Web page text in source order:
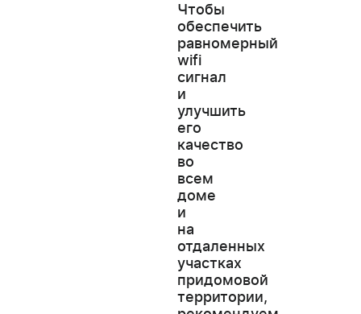
Чтобы
обеспечить
равномерный
wifi
сигнал
и
улучшить
его
качество
во
всем
доме
и
на
отдаленных
участках
придомовой
территории,